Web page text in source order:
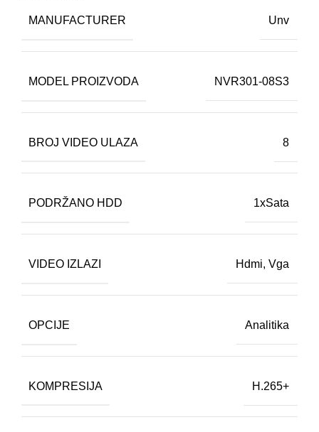
MANUFACTURER Unv
MODEL PROIZVODA NVR301-08S3
BROJ VIDEO ULAZA 8
PODRŽANO HDD 1xSata
VIDEO IZLAZI Hdmi, Vga
OPCIJE Analitika
KOMPRESIJA H.265+